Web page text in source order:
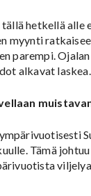
hetkellä alle
myynti
parempi.
alkavat laskea.
Tämä